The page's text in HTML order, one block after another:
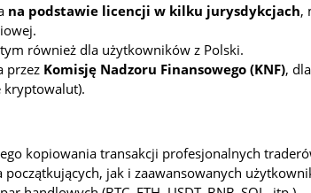
na podstawie licencji w kilku jurysdykcjach,
również dla użytkowników z Polski.
przez Komisję Nadzoru Finansowego (KNF),
kryptowalut).
kopiowania transakcji profesjonalnych
początkujących, jak i zaawansowanych